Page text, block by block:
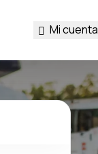
Mi cuenta